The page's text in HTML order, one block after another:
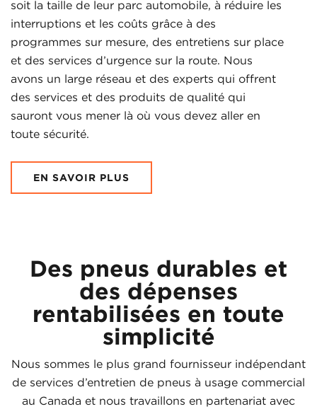
soit la taille de leur parc automobile, à réduire les
interruptions et les coûts grâce à des
programmes sur mesure, des entretiens sur place
et des services d’urgence sur la route. Nous
avons un large réseau et des experts qui offrent
des services et des produits de qualité qui
sauront vous mener là où vous devez aller en
toute sécurité.
EN SAVOIR PLUS
Des pneus durables et
des dépenses
rentabilisées en toute
simplicité
Nous sommes le plus grand fournisseur indépendant
de services d’entretien de pneus à usage commercial
au Canada et nous travaillons en partenariat avec